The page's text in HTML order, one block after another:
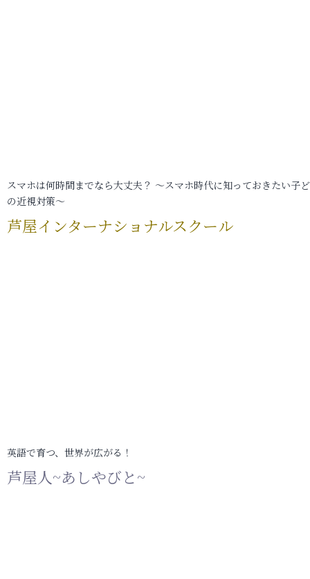
スマホは何時間までなら大丈夫？ ～スマホ時代に知っておきたい子
の近視対策～
芦屋インターナショナルスクール
英語で育つ、世界が広がる！
芦屋人~あしやびと~